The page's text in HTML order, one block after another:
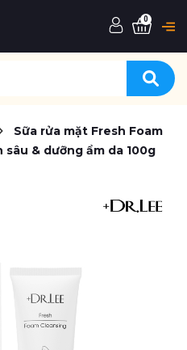
0
Sữa rửa mặt Fresh Foam
sâu & dưỡng ẩm da 100g